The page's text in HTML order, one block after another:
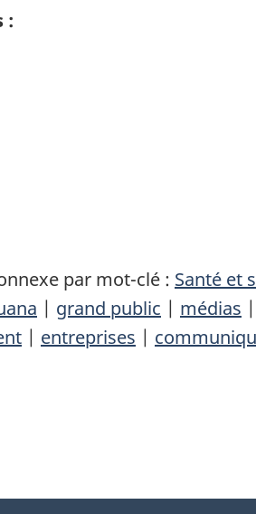
:
par mot-clé : Santé et
| grand public | médias |
| entreprises |